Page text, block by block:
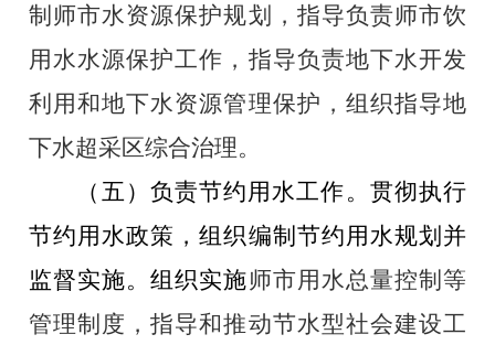
制 师市水资源保护规划，指导负责师市饮
用水水源保护工作，指导负责地下水开发
利用和地下水资源管理保护，组织指导地
下水超采区综合治理。
（五）负责节约用水工作。贯彻执行
节约用水政策，组织编制节约用水规划并
监督实施。组织实施师市用水总量控制等
管理制度，指导和推动节水型社会建设工